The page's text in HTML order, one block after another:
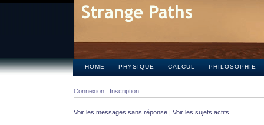
HOME PHYSIQUE CALCUL PHILOSOPHIE
Connexion Inscription
Voir les messages sans réponse | Voir les sujets actifs